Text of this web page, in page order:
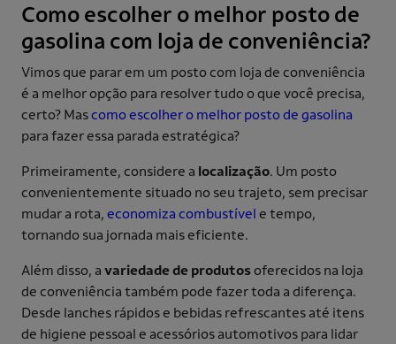
Como escolher o melhor posto de
gasolina com loja de conveniência?
Vimos que parar em um posto com loja de conveniência
é a melhor opção para resolver tudo o que você precisa,
certo? Mascomo escolher o melhor posto de gasolina
para fazer essa parada estratégica?
Primeiramente, considere a localização. Um posto
convenientemente situado no seu trajeto, sem precisar
mudar a rota, economiza combustível e tempo,
tornando sua jornada mais eficiente.
Além disso, a variedade de produtosoferecidos na loja
de conveniência também pode fazer toda a diferença.
Desde lanches rápidos e bebidas refrescantes até itens
de higiene pessoal e acessórios automotivos para lidar